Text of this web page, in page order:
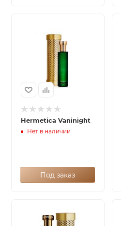
Hermetica Vaninight
Нет в наличии
Под заказ